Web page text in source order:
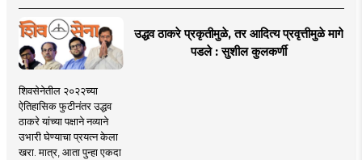
उद्धव ठाकरे प्रकृतीमुळे, तर आदित्य प्रवृत्तीमुळे मागे
पडले : सुशील कुलकर्णी
शिवसेनेतील २०२२च्या
ऐतिहासिक फुटीनंतर उद्धव
ठाकरे यांच्या पक्षाने नव्याने
उभारी घेण्याचा प्रयत्न केला
खरा. मात्र, आता पुन्हा एकदा